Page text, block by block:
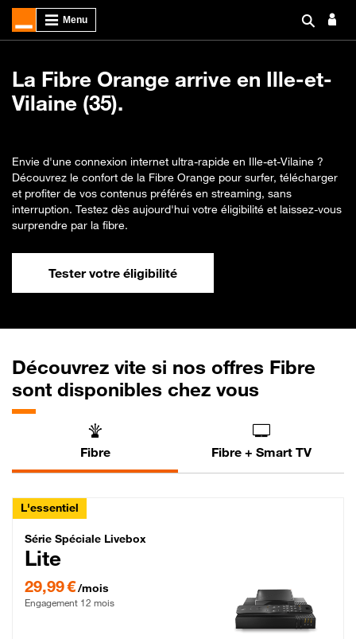
La Fibre Orange arrive en Ille-et-
Vilaine (35).
Envie d'une connexion internet ultra-rapide en Ille-et-Vilaine ?
Découvrez le confort de la Fibre Orange pour surfer, télécharger
et profiter de vos contenus préférés en streaming, sans
interruption. Testez dès aujourd'hui votre éligibilité et laissez-vous
surprendre par la fibre.
Tester votre éligibilité
Découvrez vite si nos offres Fibre
sont disponibles chez vous
Fibre Fibre + Smart TV
L'essentiel
Série Spéciale Livebox Lite Fibre
Série Spéciale Livebox
Lite
29,99 €/mois
Engagement 12 mois